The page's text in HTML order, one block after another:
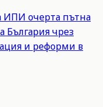
ИПИ очерта пътна
България чрез
и реформи в